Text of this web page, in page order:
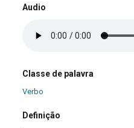
Audio
Classe de palavra
Verbo
Definição